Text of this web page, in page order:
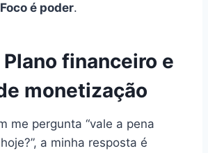
Foco é poder.
Plano financeiro e
monetização
me pergunta “vale a pena
hoje?”, a minha resposta é